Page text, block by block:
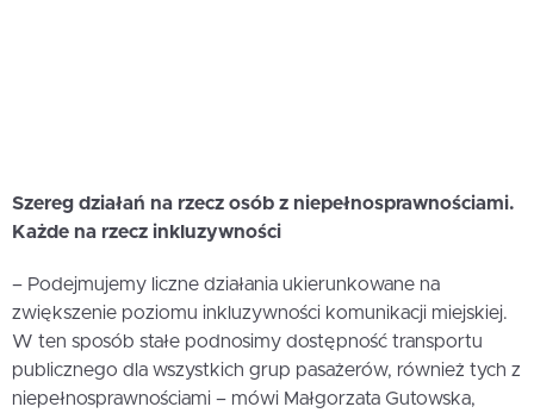
Szereg działań na rzecz osób z niepełnosprawnościami.
Każde na rzecz inkluzywności
– Podejmujemy liczne działania ukierunkowane na
zwiększenie poziomu inkluzywności komunikacji miejskiej.
W ten sposób stałe podnosimy dostępność transportu
publicznego dla wszystkich grup pasażerów, również tych z
niepełnosprawnościami – mówi Małgorzata Gutowska,